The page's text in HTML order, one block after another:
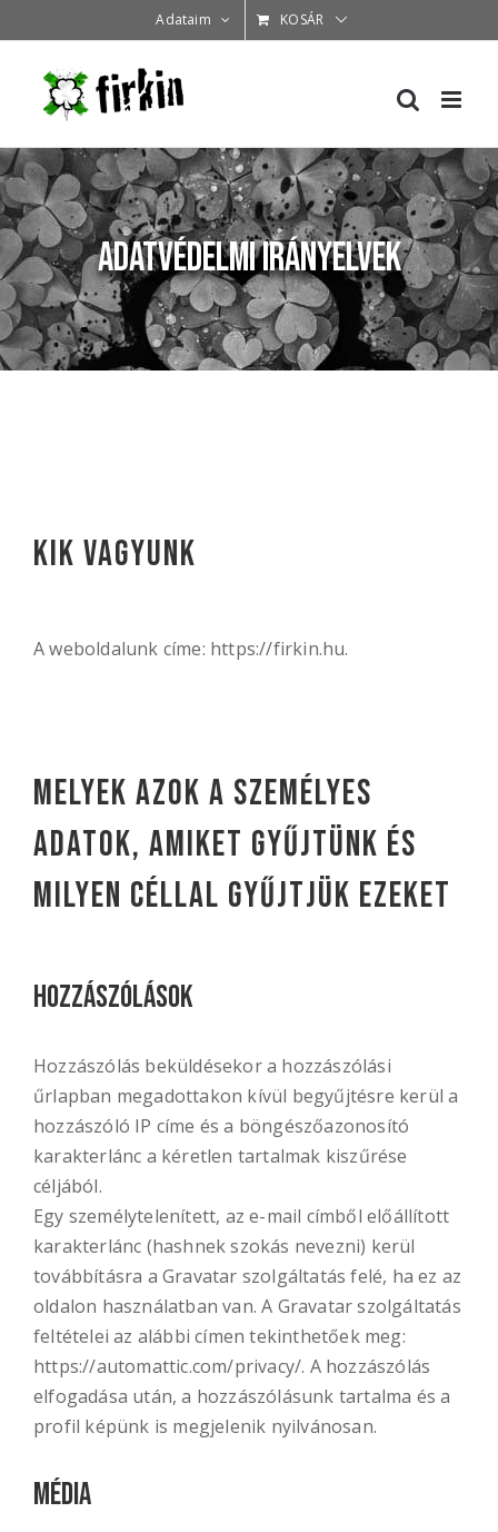
Adataim KOSÁR
Adatvédelmi irányelvek
Kik vagyunk
A weboldalunk címe: https://firkin.hu.
Melyek azok a személyes
adatok, amiket gyűjtünk és
milyen céllal gyűjtjük ezeket
Hozzászólások
Hozzászólás beküldésekor a hozzászólási
űrlapban megadottakon kívül begyűjtésre kerül a
hozzászóló IP címe és a böngészőazonosító
karakterlánc a kéretlen tartalmak kiszűrése
céljából.
Egy személytelenített, az e-mail címből előállított
karakterlánc (hashnek szokás nevezni) kerül
továbbításra a Gravatar szolgáltatás felé, ha ez az
oldalon használatban van. A Gravatar szolgáltatás
feltételei az alábbi címen tekinthetőek meg:
https://automattic.com/privacy/. A hozzászólás
elfogadása után, a hozzászólásunk tartalma és a
profil képünk is megjelenik nyilvánosan.
Média